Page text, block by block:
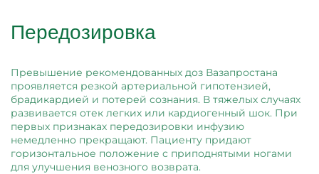
Передозировка
Превышение рекомендованных доз Вазапростана
проявляется резкой артериальной гипотензией,
брадикардией и потерей сознания. В тяжелых случаях
развивается отек легких или кардиогенный шок. При
первых признаках передозировки инфузию
немедленно прекращают. Пациенту придают
горизонтальное положение с приподнятыми ногами
для улучшения венозного возврата.